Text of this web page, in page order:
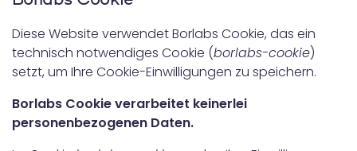
Diese Website verwendet Borlabs Cookie, das ein
technisch notwendiges Cookie (borlabs-cookie)
setzt, um Ihre Cookie-Einwilligungen zu speichern.
Borlabs Cookie verarbeitet keinerlei
personenbezogenen Daten.